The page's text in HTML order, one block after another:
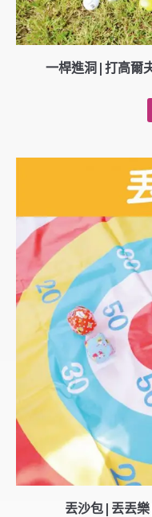
一桿進洞|打高爾
丟沙包|丟丟